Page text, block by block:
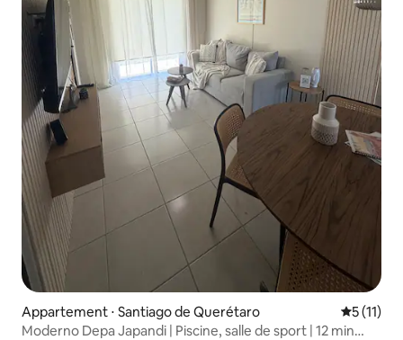
Appartement ⋅ Santiago de Querétaro
5 (11)
Moderno Depa Japandi | Piscine, salle de sport | 12 min